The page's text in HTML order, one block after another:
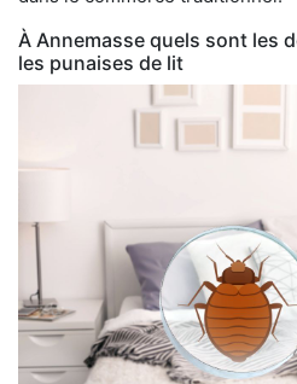
À Annemasse quels sont les
les punaises de lit